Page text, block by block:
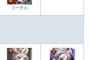
ミーチェ